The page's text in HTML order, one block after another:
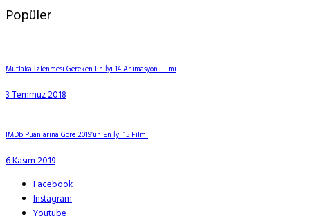
Popüler
Mutlaka İzlenmesi Gereken En İyi 14 Animasyon Filmi
3 Temmuz 2018
IMDb Puanlarına Göre 2019’un En İyi 15 Filmi
6 Kasım 2019
Facebook
Instagram
Youtube